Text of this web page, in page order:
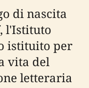
di nascita
l'Istituto
istituito per
vita del
letteraria